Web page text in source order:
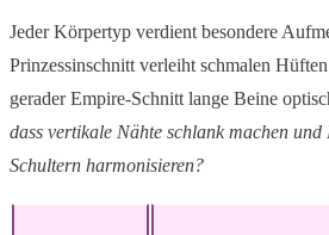
Jeder Körpertyp verdient besondere
Prinzessinschnitt verleiht schmalen
gerader Empire-Schnitt lange Beine
dass vertikale Nähte schlank machen und
Schultern harmonisieren?